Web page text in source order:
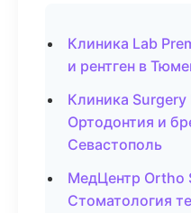
Клиника Lab
и рентген в
Клиника
Ортодонтия и
Севастополь
МедЦентр Ortho
Стоматология